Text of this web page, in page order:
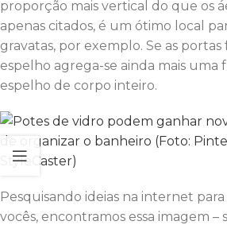
proporção mais vertical do que os
apenas citados, é um ótimo local
gravatas, por exemplo. Se as
espelho agrega-se ainda mais uma
espelho de corpo inteiro.
Pesquisando ideias na internet
vocês, encontramos essa imagem –